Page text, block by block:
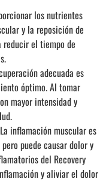
los nutrientes
y la reposición de
reducir el tiempo de
adecuada es
óptimo. Al tomar
mayor intensidad y
La inflamación muscular es
puede causar dolor y
del Recovery
y aliviar el dolor